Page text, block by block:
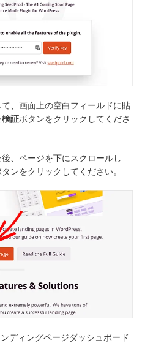
、画面上の空白フィールドに貼
検証ボタンをクリックしてくださ
、ページを下にスクロールし
タンをクリックしてください。
ディングページダッシュボード